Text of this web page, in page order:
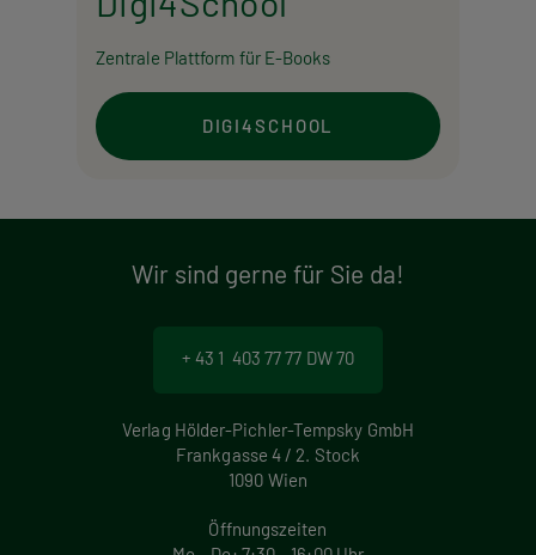
Zentrale Plattform für E-Books
DIGI4SCHOOL
Wir sind gerne für Sie da!
+ 43 1 403 77 77 DW 70
Verlag Hölder-Pichler-Tempsky GmbH
Frankgasse 4 / 2. Stock
1090 Wien
Öffnungszeiten